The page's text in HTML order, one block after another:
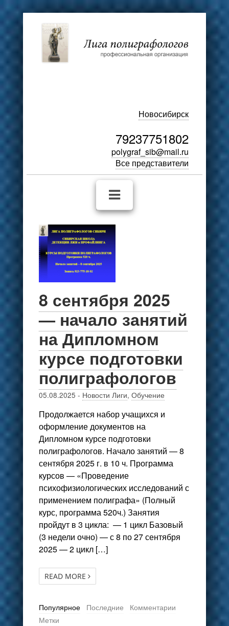
Новосибирск
79237751802
polygraf_sib@mail.ru
Все представители
8 сентября 2025
— начало занятий
на Дипломном
курсе подготовки
полиграфологов
05.08.2025 - Новости Лиги, Обучение
Продолжается набор учащихся и
оформление документов на
Дипломном курсе подготовки
полиграфологов. Начало занятий — 8
сентября 2025 г. в 10 ч. Программа
курсов — «Проведение
психофизиологических исследований с
применением полиграфа» (Полный
курс, программа 520ч.) Занятия
пройдут в 3 цикла: — 1 цикл Базовый
(3 недели очно) — с 8 по 27 сентября
2025 — 2 цикл […]
READ MORE
Популярное Последние
Комментарии
Метки